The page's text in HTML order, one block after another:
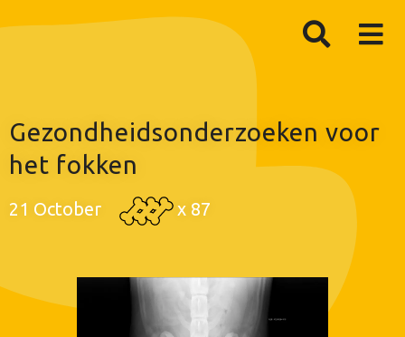
Gezondheidsonderzoeken voor
het fokken
21 October x 87